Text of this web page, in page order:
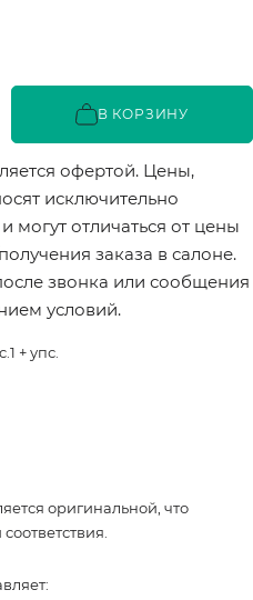
В КОРЗИНУ
офертой. Цены,
исключительно
могут отличаться от цены
заказа в салоне.
звонка или сообщения
условий.
+ упс.
оригинальной, что